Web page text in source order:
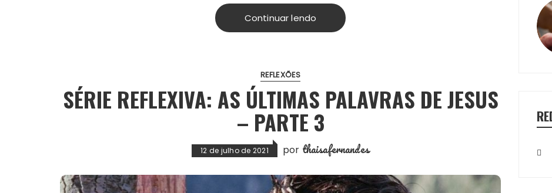
Continuar lendo
REFLEXÕES
SÉRIE REFLEXIVA: AS ÚLTIMAS PALAVRAS DE JESUS
– PARTE 3
12 de julho de 2021 por thaisafernandes